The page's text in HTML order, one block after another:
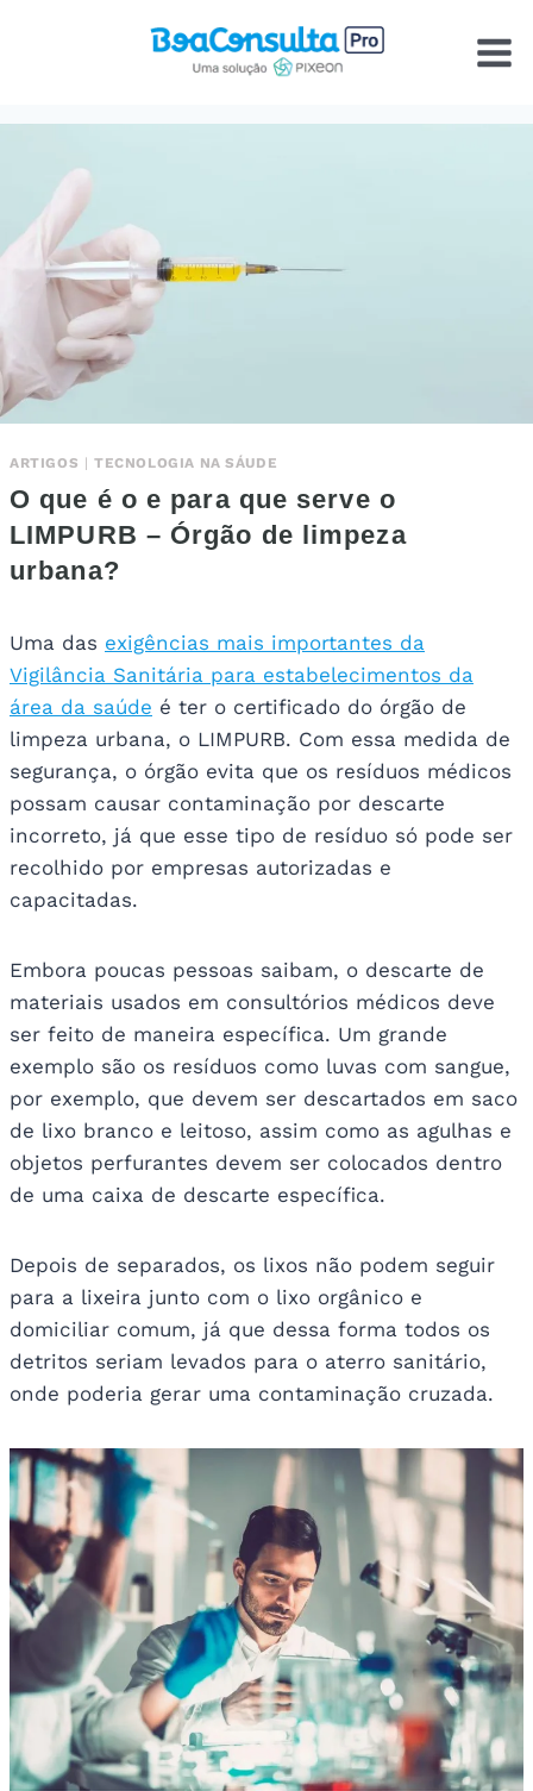
ARTIGOS TECNOLOGIA NA SÁUDE
O que é o e para que serve o
LIMPURB – Órgão de limpeza
urbana?
Uma das exigências mais importantes da
Vigilância Sanitária para estabelecimentos da
área da saúde é ter o certificado do órgão de
limpeza urbana, o LIMPURB. Com essa medida de
segurança, o órgão evita que os resíduos médicos
possam causar contaminação por descarte
incorreto, já que esse tipo de resíduo só pode ser
recolhido por empresas autorizadas e
capacitadas.
Embora poucas pessoas saibam, o descarte de
materiais usados em consultórios médicos deve
ser feito de maneira específica. Um grande
exemplo são os resíduos como luvas com sangue,
por exemplo, que devem ser descartados em saco
de lixo branco e leitoso, assim como as agulhas e
objetos perfurantes devem ser colocados dentro
de uma caixa de descarte específica.
Depois de separados, os lixos não podem seguir
para a lixeira junto com o lixo orgânico e
domiciliar comum, já que dessa forma todos os
detritos seriam levados para o aterro sanitário,
onde poderia gerar uma contaminação cruzada.